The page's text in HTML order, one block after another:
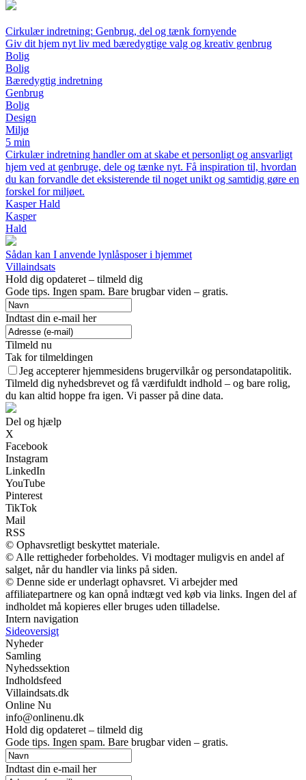
Cirkulær indretning: Genbrug, del og tænk fornyende
Giv dit hjem nyt liv med bæredygtige valg og kreativ genbrug
Bolig
Bolig
Bæredygtig indretning
Genbrug
Bolig
Design
Miljø
5 min
Cirkulær indretning handler om at skabe et personligt og ansvarligt
hjem ved at genbruge, dele og tænke nyt. Få inspiration til, hvordan
du kan forvandle det eksisterende til noget unikt og samtidig gøre en
forskel for miljøet.
Kasper Hald
Kasper
Hald
Sådan kan I anvende lynlåsposer i hjemmet
Villaindsats
Hold dig opdateret – tilmeld dig
Gode tips. Ingen spam. Bare brugbar viden – gratis.
Indtast din e-mail her
Tilmeld nu
Tak for tilmeldingen
Jeg accepterer hjemmesidens brugervilkår og persondatapolitik.
Tilmeld dig nyhedsbrevet og få værdifuldt indhold – og bare rolig,
du kan altid hoppe fra igen. Vi passer på dine data.
Del og hjælp
X
Facebook
Instagram
LinkedIn
YouTube
Pinterest
TikTok
Mail
RSS
© Ophavsretligt beskyttet materiale.
© Alle rettigheder forbeholdes. Vi modtager muligvis en andel af
salget, når du handler via links på siden.
© Denne side er underlagt ophavsret. Vi arbejder med
affiliatepartnere og kan opnå indtægt ved køb via links. Ingen del af
indholdet må kopieres eller bruges uden tilladelse.
Intern navigation
Sideoversigt
Nyheder
Samling
Nyhedssektion
Indholdsfeed
Villaindsats.dk
Online Nu
info@onlinenu.dk
Hold dig opdateret – tilmeld dig
Gode tips. Ingen spam. Bare brugbar viden – gratis.
Indtast din e-mail her